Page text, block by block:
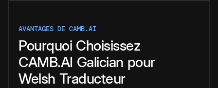
AVANTAGES DE CAMB.AI
Pourquoi Choisissez
CAMB.AI Galician pour
Welsh Traducteur